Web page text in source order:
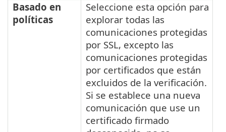
Basado en
políticas
Seleccione esta opción para
explorar todas las
comunicaciones protegidas
por SSL, excepto las
comunicaciones protegidas
por certificados que están
excluidos de la verificación.
Si se establece una nueva
comunicación que use un
certificado firmado